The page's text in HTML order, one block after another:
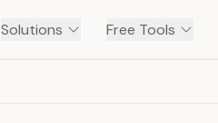
Solutions Free Tools